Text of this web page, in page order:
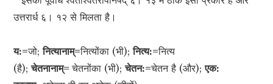
उत्तरार्ध ६। १२ से मिलता है।
य:=जो;नित्यानाम्=नित्योंका (भी);नित्य:=नित्य
(है);चेतनानाम्=चेतनोंका (भी);चेतन:=चेतन है (और);एक: